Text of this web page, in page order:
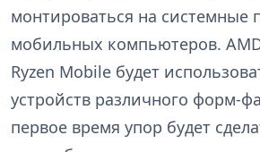
монтироваться на системные
мобильных компьютеров.
Ryzen Mobile будет
устройств различного форм-
первое время упор будет